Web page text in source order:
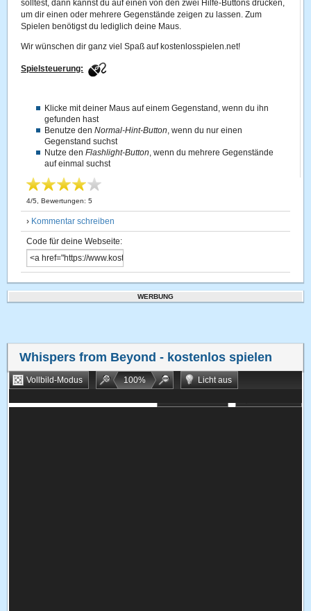
solltest, dann kannst du auf einen von den zwei Hilfe-Buttons drücken,
um dir einen oder mehrere Gegenstände zeigen zu lassen. Zum
Spielen benötigst du lediglich deine Maus.
Wir wünschen dir ganz viel Spaß auf kostenlosspielen.net!
Spielsteuerung:
Klicke mit deiner Maus auf einem Gegenstand, wenn du ihn
gefunden hast
Benutze denNormal-Hint-Button, wenn du nur einen
Gegenstand suchst
Nutze denFlashlight-Button, wenn du mehrere Gegenstände
auf einmal suchst
4/5 , Bewertungen:5
› Kommentar schreiben
Code für deine Webseite:
WERBUNG
Whispers from Beyond - kostenlos spielen
Vollbild-Modus 100%
Licht aus